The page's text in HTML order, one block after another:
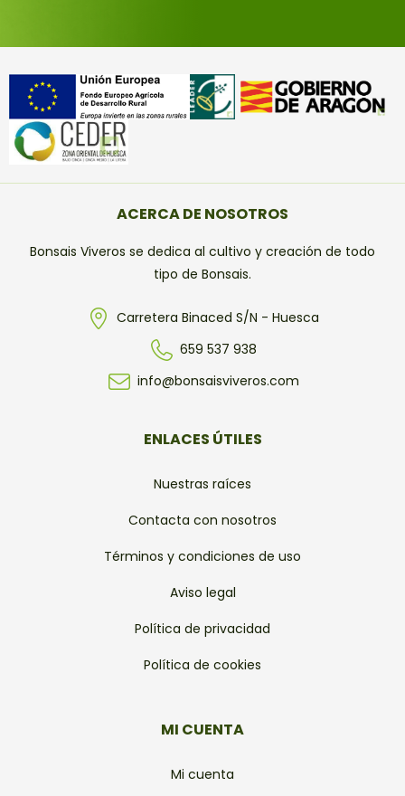
ACERCA DE NOSOTROS
Bonsais Viveros se dedica al cultivo y creación de todo
tipo de Bonsais.
Carretera Binaced S/N - Huesca
659 537 938
info@bonsaisviveros.com
ENLACES ÚTILES
Nuestras raíces
Contacta con nosotros
Términos y condiciones de uso
Aviso legal
Política de privacidad
Política de cookies
MI CUENTA
Mi cuenta